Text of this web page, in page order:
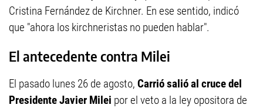
Cristina Fernández de Kirchner. En ese sentido, indicó
que "ahora los kirchneristas no pueden hablar".
El antecedente contra Milei
El pasado lunes 26 de agosto, Carrió salió al cruce del
Presidente Javier Milei por el veto a la ley opositora de